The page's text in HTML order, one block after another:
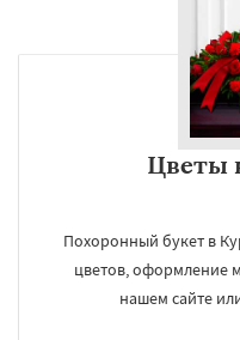
Цветы
Похоронный букет в
цветов, оформление
нашем сайте